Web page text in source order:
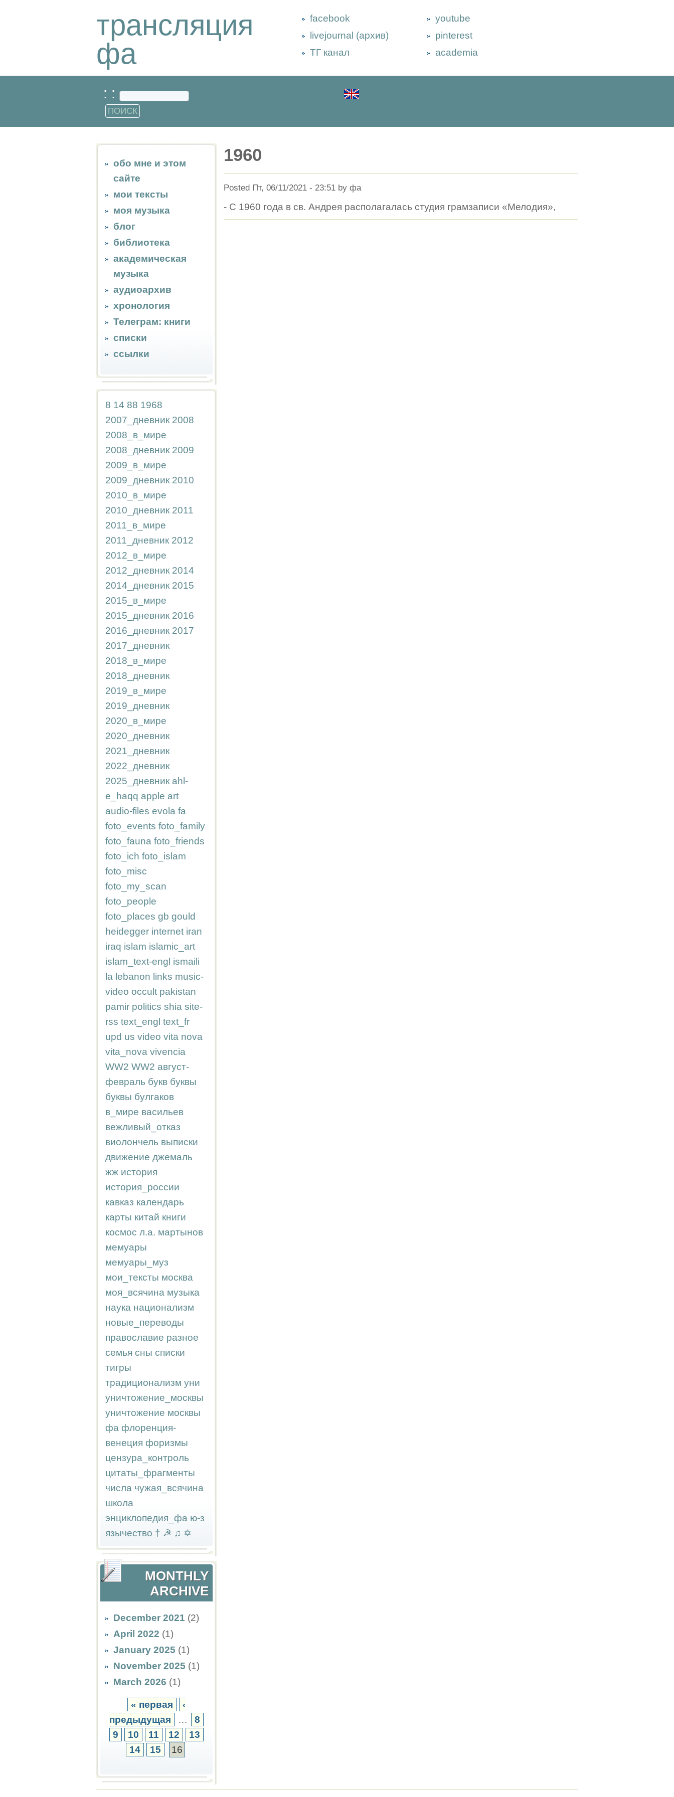
трансляция
фа
facebook
livejournal (архив)
ТГ канал
youtube
pinterest
academia
: :
обо мне и этом
сайте
мои тексты
моя музыка
блог
библиотека
академическая
музыка
аудиоархив
хронология
Телеграм: книги
списки
ссылки
8 14 88 1968
2007_дневник 2008
2008_в_мире
2008_дневник 2009
2009_в_мире
2009_дневник 2010
2010_в_мире
2010_дневник 2011
2011_в_мире
2011_дневник 2012
2012_в_мире
2012_дневник 2014
2014_дневник 2015
2015_в_мире
2015_дневник 2016
2016_дневник 2017
2017_дневник
2018_в_мире
2018_дневник
2019_в_мире
2019_дневник
2020_в_мире
2020_дневник
2021_дневник
2022_дневник
2025_дневник ahl-
e_haqq apple art
audio-files evola fa
foto_events foto_family
foto_fauna foto_friends
foto_ich foto_islam
foto_misc
foto_my_scan
foto_people
foto_places gb gould
heidegger internet iran
iraq islam islamic_art
islam_text-engl ismaili
la lebanon links music-
video occult pakistan
pamir politics shia site-
rss text_engl text_fr
upd us video vita nova
vita_nova vivencia
WW2 WW2 август-
февраль букв буквы
буквы булгаков
в_мире васильев
вежливый_отказ
виолончель выписки
движение джемаль
жж история
история_россии
кавказ календарь
карты китай книги
космос л.а. мартынов
мемуары
мемуары_муз
мои_тексты москва
моя_всячина музыка
наука национализм
новые_переводы
православие разное
семья сны списки
тигры
традиционализм уни
уничтожение_москвы
уничтожение москвы
фа флоренция-
венеция форизмы
цензура_контроль
цитаты_фрагменты
числа чужая_всячина
школа
энциклопедия_фа ю-з
язычество † ☭ ♫ ✡
MONTHLY
ARCHIVE
December 2021 (2)
April 2022 (1)
January 2025 (1)
November 2025 (1)
March 2026 (1)
« первая
‹
предыдущая
…
8
9
10 11 12
13
14
15 16
1960
Posted Пт, 06/11/2021 - 23:51 by фа
- С 1960 года в св. Андрея располагалась студия грамзаписи «Мелодия»,